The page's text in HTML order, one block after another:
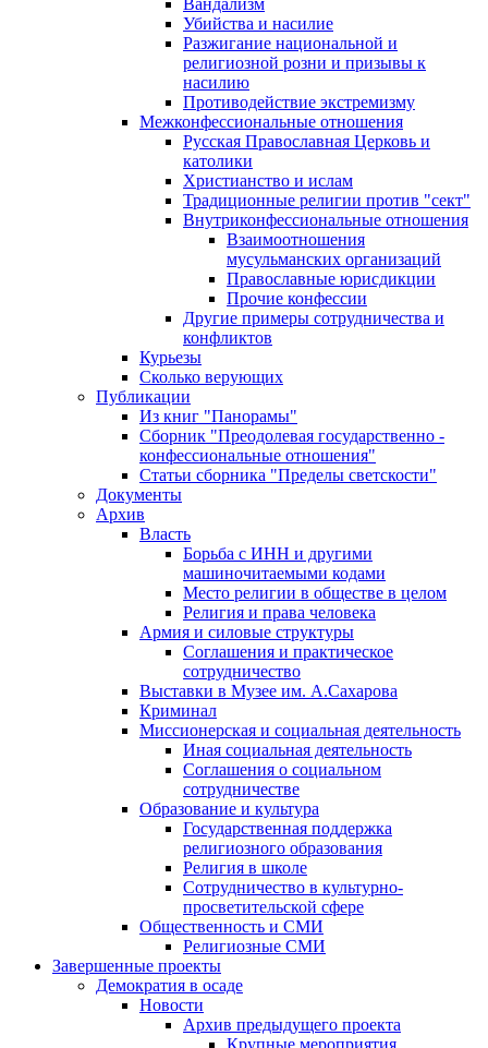
Вандализм
Убийства и насилие
Разжигание национальной и
религиозной розни и призывы к
насилию
Противодействие экстремизму
Межконфессиональные отношения
Русская Православная Церковь и
католики
Христианство и ислам
Традиционные религии против "сект"
Внутриконфессиональные отношения
Взаимоотношения
мусульманских организаций
Православные юрисдикции
Прочие конфессии
Другие примеры сотрудничества и
конфликтов
Курьезы
Сколько верующих
Публикации
Из книг "Панорамы"
Сборник "Преодолевая государственно -
конфессиональные отношения"
Статьи сборника "Пределы светскости"
Документы
Архив
Власть
Борьба с ИНН и другими
машиночитаемыми кодами
Место религии в обществе в целом
Религия и права человека
Армия и силовые структуры
Соглашения и практическое
сотрудничество
Выставки в Музее им. А.Сахарова
Криминал
Миссионерская и социальная деятельность
Иная социальная деятельность
Соглашения о социальном
сотрудничестве
Образование и культура
Государственная поддержка
религиозного образования
Религия в школе
Сотрудничество в культурно-
просветительской сфере
Общественность и СМИ
Религиозные СМИ
Завершенные проекты
Демократия в осаде
Новости
Архив предыдущего проекта